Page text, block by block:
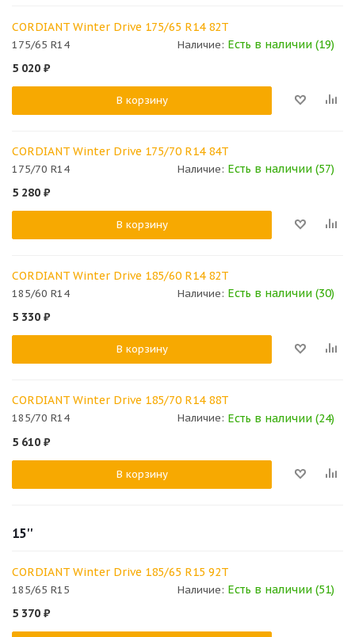
CORDIANT Winter Drive 175/65 R14 82T
175/65 R14 Наличие: Есть в наличии (19)
5 020 ₽
В корзину
CORDIANT Winter Drive 175/70 R14 84T
175/70 R14 Наличие: Есть в наличии (57)
5 280 ₽
В корзину
CORDIANT Winter Drive 185/60 R14 82T
185/60 R14 Наличие: Есть в наличии (30)
5 330 ₽
В корзину
CORDIANT Winter Drive 185/70 R14 88T
185/70 R14 Наличие: Есть в наличии (24)
5 610 ₽
В корзину
15''
CORDIANT Winter Drive 185/65 R15 92T
185/65 R15 Наличие: Есть в наличии (51)
5 370 ₽